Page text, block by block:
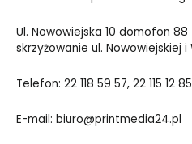
Ul. Nowowiejska 10 domofon
skrzyżowanie ul. Nowowiejskiej
Telefon: 22 118 59 57, 22 115 12 85
E-mail: biuro@printmedia24.pl